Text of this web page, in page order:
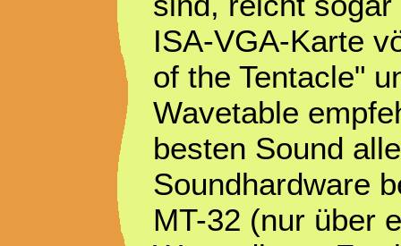
ISA-VGA-Karte
of the Tentacle"
Wavetable
besten Sound
Soundhardware
MT-32 (nur über